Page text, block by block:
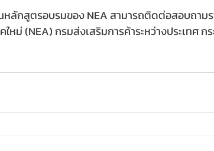
กสูตรอบรมของ NEA สามารถติดต่อสอบถามร
ม่ (NEA) กรมส่งเสริมการค้าระหว่างประเทศ ก